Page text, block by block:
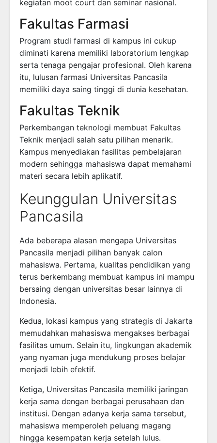
kegiatan moot court dan seminar nasional.
Fakultas Farmasi
Program studi farmasi di kampus ini cukup
diminati karena memiliki laboratorium lengkap
serta tenaga pengajar profesional. Oleh karena
itu, lulusan farmasi Universitas Pancasila
memiliki daya saing tinggi di dunia kesehatan.
Fakultas Teknik
Perkembangan teknologi membuat Fakultas
Teknik menjadi salah satu pilihan menarik.
Kampus menyediakan fasilitas pembelajaran
modern sehingga mahasiswa dapat memahami
materi secara lebih aplikatif.
Keunggulan Universitas
Pancasila
Ada beberapa alasan mengapa Universitas
Pancasila menjadi pilihan banyak calon
mahasiswa. Pertama, kualitas pendidikan yang
terus berkembang membuat kampus ini mampu
bersaing dengan universitas besar lainnya di
Indonesia.
Kedua, lokasi kampus yang strategis di Jakarta
memudahkan mahasiswa mengakses berbagai
fasilitas umum. Selain itu, lingkungan akademik
yang nyaman juga mendukung proses belajar
menjadi lebih efektif.
Ketiga, Universitas Pancasila memiliki jaringan
kerja sama dengan berbagai perusahaan dan
institusi. Dengan adanya kerja sama tersebut,
mahasiswa memperoleh peluang magang
hingga kesempatan kerja setelah lulus.